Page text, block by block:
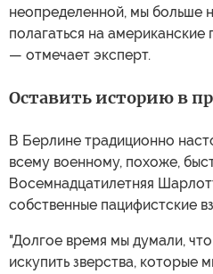
неопределенной, мы больше
полагаться на американские
— отмечает эксперт.
Оставить историю в
В Берлине традиционно
всему военному, похоже,
Восемнадцатилетняя
собственные пацифистские
"Долгое время мы думали,
искупить зверства, которые